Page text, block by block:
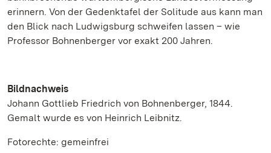
erinnern. Von der Gedenktafel der Solitude aus kann man
den Blick nach Ludwigsburg schweifen lassen – wie
Professor Bohnenberger vor exakt 200 Jahren.
Bildnachweis
Johann Gottlieb Friedrich von Bohnenberger, 1844.
Gemalt wurde es von Heinrich Leibnitz.
Fotorechte: gemeinfrei